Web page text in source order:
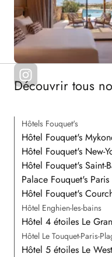
Découvrir tous
Hôtels Fouquet's
Hôtel Fouquet's
Hôtel Fouquet's New-
Hôtel Fouquet's Saint-
Palace Fouquet's Paris
Hôtel Fouquet's
Hôtel Enghien-les-bains
Hôtel 4 étoiles Le
Hôtel Le Touquet-Paris-
Hôtel 5 étoiles Le